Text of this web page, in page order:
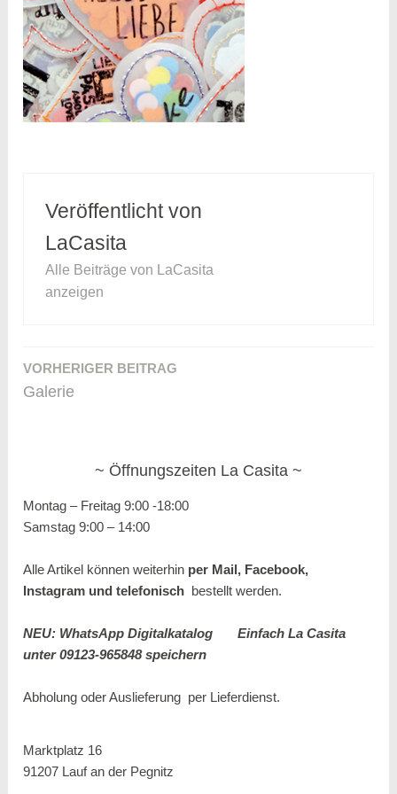
Veröffentlicht von
LaCasita
Alle Beiträge von LaCasita
anzeigen
Beitragsnavigation
VORHERIGER BEITRAG
Galerie
Öffnungszeiten La Casita
Montag – Freitag 9:00 -18:00
Samstag 9:00 – 14:00
Alle Artikel können weiterhin per Mail, Facebook,
Instagram undtelefonisch bestellt werden.
NEU: WhatsApp Digitalkatalog
Einfach La Casita
unter 09123-965848 speichern
Abholung oder Auslieferung per Lieferdienst.
Marktplatz 16
91207 Lauf an der Pegnitz